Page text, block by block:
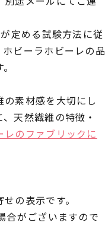
定める試験方法に従
ビーラホビーレの品
素材感を大切にし
天然繊維の特徴・
レのファブリックに
の表示です。
合がございますので